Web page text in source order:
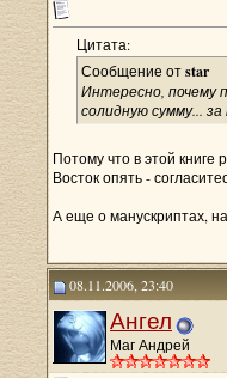
Цитата:
Сообщение отstar
Интересно, почему
солидную сумму...
Потому что в этой
Восток опять -
А еще о манускриптах,
08.11.2006, 23:40
Ангел
Маг Андрей